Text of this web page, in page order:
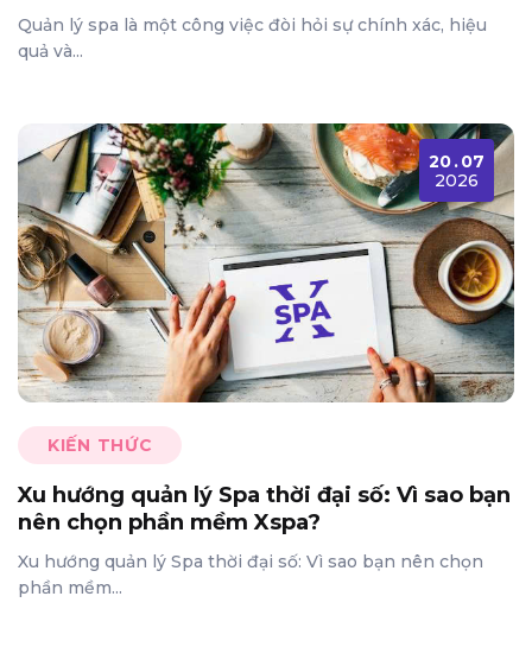
Quản lý spa là một công việc đòi hỏi sự chính xác, hiệu
quả và...
KIẾN THỨC
Xu hướng quản lý Spa thời đại số: Vì sao bạn
nên chọn phần mềm Xspa?
Xu hướng quản lý Spa thời đại số: Vì sao bạn nên chọn
phần mềm...
20.07
2026